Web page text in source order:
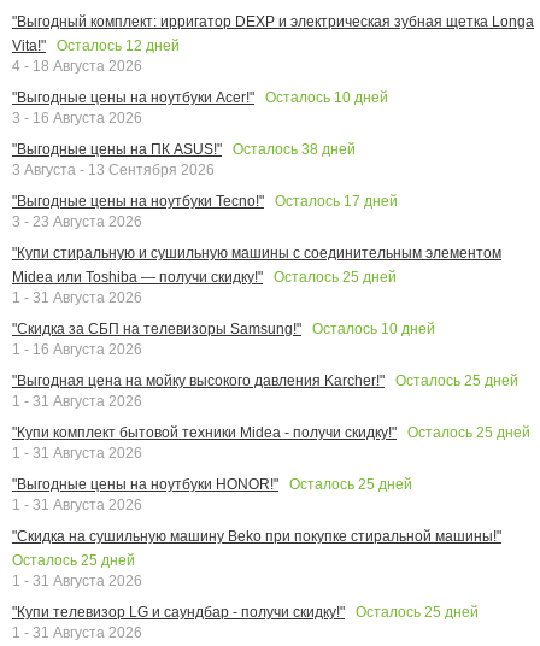
"Выгодный комплект: ирригатор DEXP и электрическая зубная щетка Longa
Vita!"
Осталось 12 дней
4 - 18 Августа 2026
"Выгодные цены на ноутбуки Acer!"
Осталось 10 дней
3 - 16 Августа 2026
"Выгодные цены на ПК ASUS!"
Осталось 38 дней
3 Августа - 13 Сентября 2026
"Выгодные цены на ноутбуки Tecno!"
Осталось 17 дней
3 - 23 Августа 2026
"Купи стиральную и сушильную машины с соединительным элементом
Midea или Toshiba — получи скидку!"
Осталось 25 дней
1 - 31 Августа 2026
"Скидка за СБП на телевизоры Samsung!"
Осталось 10 дней
1 - 16 Августа 2026
"Выгодная цена на мойку высокого давления Karcher!"
Осталось 25 дней
1 - 31 Августа 2026
"Купи комплект бытовой техники Midea - получи скидку!"
Осталось 25 дней
1 - 31 Августа 2026
"Выгодные цены на ноутбуки HONOR!"
Осталось 25 дней
1 - 31 Августа 2026
"Скидка на сушильную машину Beko при покупке стиральной машины!"
Осталось 25 дней
1 - 31 Августа 2026
"Купи телевизор LG и саундбар - получи скидку!"
Осталось 25 дней
1 - 31 Августа 2026